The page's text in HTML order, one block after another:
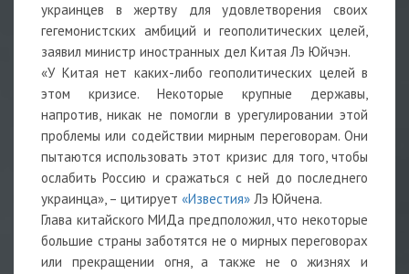
украинцев в жертву для удовлетворения своих
гегемонистских амбиций и геополитических целей,
заявил министр иностранных дел Китая Лэ Юйчэн.
«У Китая нет каких-либо геополитических целей в
этом кризисе. Некоторые крупные державы,
напротив, никак не помогли в урегулировании этой
проблемы или содействии мирным переговорам. Они
пытаются использовать этот кризис для того, чтобы
ослабить Россию и сражаться с ней до последнего
украинца», – цитирует «Известия» Лэ Юйчена.
Глава китайского МИДа предположил, что некоторые
большие страны заботятся не о мирных переговорах
или прекращении огня, а также не о жизнях и